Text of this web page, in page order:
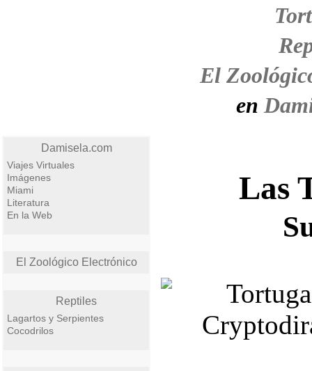
El
en
Damisela.com
Viajes Virtuales
Imágenes
Miami
Literatura
En la Web
El Zoológico Electrónico
Reptiles
Lagartos y Serpientes
Cocodrilos
Las